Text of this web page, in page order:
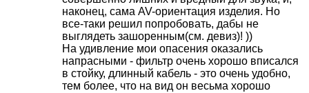
наконец, сама AV-ориентация изделия. Но
все-таки решил попробовать, дабы не
выглядеть зашоренным(см. девиз)! ))
На удивление мои опасения оказались
напрасными - фильтр очень хорошо вписался
в стойку, длинный кабель - это очень удобно,
тем более, что на вид он весьма хорошо